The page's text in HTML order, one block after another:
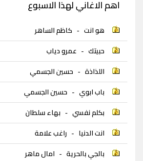
اهم الاغاني لهذا الاسبوع
هو انت - كاظم الساهر
حبيتك - عمرو دياب
اللذاذة - حسين الجسمي
باب ابوي - حسين الجسمي
بكلم نفسي - بهاء سلطان
انت الدنيا - راغب علامة
بالجي بالحرية - امال ماهر